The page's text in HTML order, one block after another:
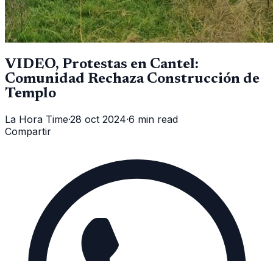
VIDEO, Protestas en Cantel:
Comunidad Rechaza Construcción de
Templo
La Hora Time·28 oct 2024·6 min read
Compartir